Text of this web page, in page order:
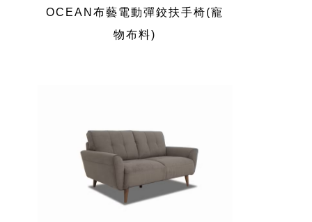
OCEAN布藝電動彈鉸扶手椅(寵
物布料)